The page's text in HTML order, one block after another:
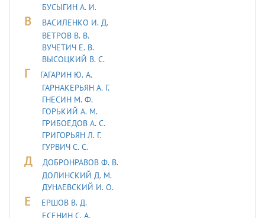
БУСЫГИН А. И.
В
ВАСИЛЕНКО И. Д.
ВЕТРОВ В. В.
ВУЧЕТИЧ Е. В.
ВЫСОЦКИЙ В. С.
Г
ГАГАРИН Ю. А.
ГАРНАКЕРЬЯН А. Г.
ГНЕСИН М. Ф.
ГОРЬКИЙ А. М.
ГРИБОЕДОВ А. С.
ГРИГОРЬЯН Л. Г.
ГУРВИЧ С. С.
Д
ДОБРОНРАВОВ Ф. В.
ДОЛИНСКИЙ Д. М.
ДУHАЕВСКИЙ И. О.
Е
ЕРШОВ В. Д.
ЕСЕНИН С. А.